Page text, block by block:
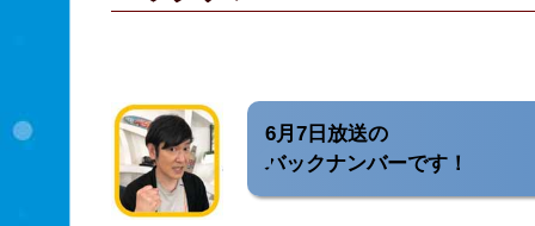
6月7日放送の
バックナンバーです！